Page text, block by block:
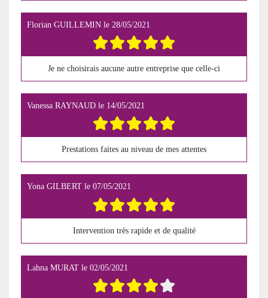
Florian GUILLEMIN le 28/05/2021
Je ne choisirais aucune autre entreprise que celle-ci
Vanessa RAYNAUD le 14/05/2021
Prestations faites au niveau de mes attentes
Yona GILBERT le 07/05/2021
Intervention très rapide et de qualité
Lahna MURAT le 02/05/2021